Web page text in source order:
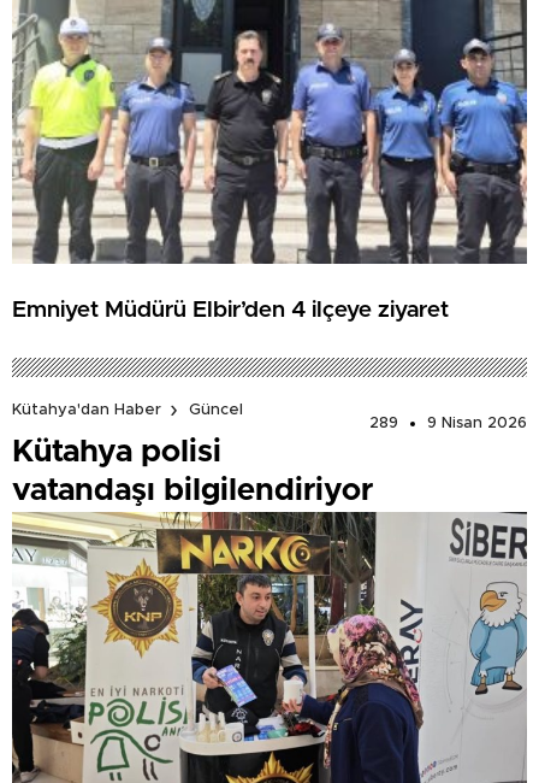
Emniyet Müdürü Elbir’den 4 ilçeye ziyaret
Kütahya'dan Haber
Güncel
289
9 Nisan 2026
Kütahya polisi
vatandaşı bilgilendiriyor